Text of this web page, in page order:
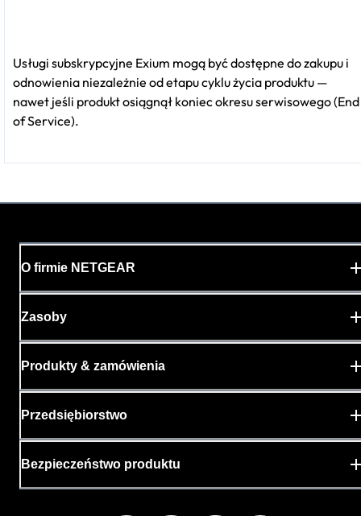
Usługi subskrypcyjne Exium mogą być dostępne do zakupu i
odnowienia niezależnie od etapu cyklu życia produktu —
nawet jeśli produkt osiągnął koniec okresu serwisowego (End
of Service).
O firmie NETGEAR
Zasoby
Produkty & zamówienia
Przedsiębiorstwo
Bezpieczeństwo produktu